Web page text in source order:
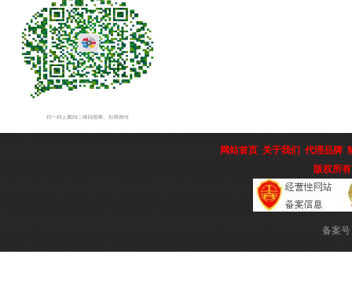
网站首页 关于我们 代理品牌
版权所
备案号